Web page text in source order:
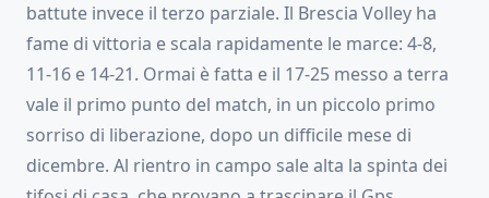
battute invece il terzo parziale. Il Brescia Volley ha
fame di vittoria e scala rapidamente le marce: 4-8,
11-16 e 14-21. Ormai è fatta e il 17-25 messo a terra
vale il primo punto del match, in un piccolo primo
sorriso di liberazione, dopo un difficile mese di
dicembre. Al rientro in campo sale alta la spinta dei